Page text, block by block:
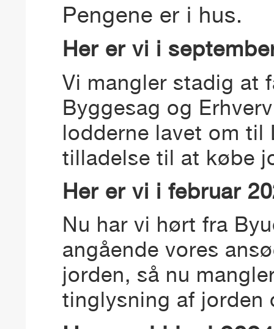
Pengene er i hus.
Her er vi i
Vi mangler stadig at
Byggesag og
lodderne lavet om til
tilladelse til at købe
Her er vi i februar
Nu har vi hørt fra
angående vores
jorden, så nu
tinglysning af jorden